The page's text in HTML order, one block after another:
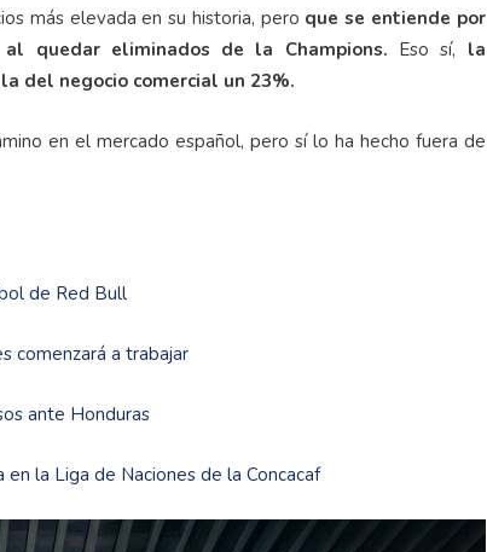
más elevada en su historia, pero que se entiende por
quedar eliminados de la Champions. Eso sí, la
del negocio comercial un 23%.
en el mercado español, pero sí lo ha hecho fuera de
de Red Bull
comenzará a trabajar
ante Honduras
la Liga de Naciones de la Concacaf